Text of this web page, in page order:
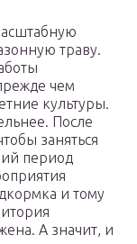
траву.
чем
культуры.
После
заняться
период
и тому
А значит, и